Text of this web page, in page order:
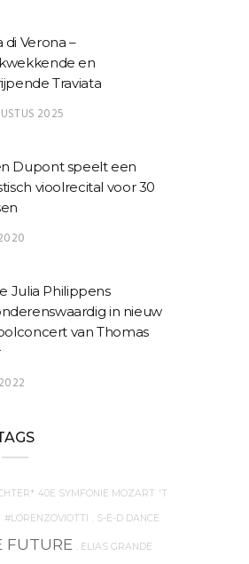
di Verona –
en
Traviata
2025
Dupont speelt een
vioolrecital voor 30
Julia Philippens
in nieuw
van Thomas
40E SYMFONIE MOZART 'T
#LORENZOVIOTTI . S-E-D DANCE
FUTURE . ELIAS GRANDE